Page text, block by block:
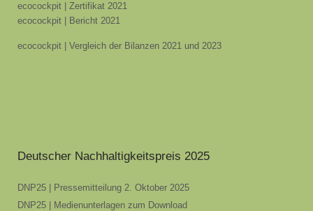
ecocockpit | Zertifikat 2021
ecocockpit | Bericht 2021
ecocockpit | Vergleich der Bilanzen 2021 und 2023
Deutscher Nachhaltigkeitspreis 2025
DNP25 | Pressemitteilung 2. Oktober 2025
DNP25 | Medienunterlagen zum Download